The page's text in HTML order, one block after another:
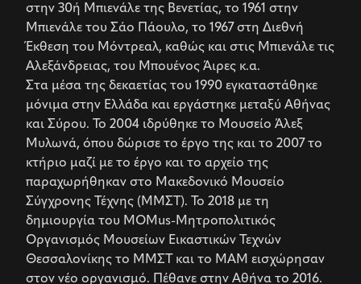
στην 30ή Μπιενάλε της Βενετίας, το 1961 στην
Μπιενάλε του Σάο Πάουλο, το 1967 στη Διεθνή
Έκθεση του Μόντρεαλ, καθώς και στις Μπιενάλε τις
Αλεξάνδρειας, του Μπουένος Άιρες κ.α.
Στα μέσα της δεκαετίας του 1990 εγκαταστάθηκε
μόνιμα στην Ελλάδα και εργάστηκε μεταξύ Αθήνας
και Σύρου. Το 2004 ιδρύθηκε το Μουσείο Άλεξ
Μυλωνά, όπου δώρισε το έργο της και το 2007 το
κτήριο μαζί με το έργο και το αρχείο της
παραχωρήθηκαν στο Μακεδονικό Μουσείο
Σύγχρονης Τέχνης (ΜΜΣΤ). Το 2018 με τη
δημιουργία του MOMus-Μητροπολιτικός
Οργανισμός Μουσείων Εικαστικών Τεχνών
Θεσσαλονίκης το ΜΜΣΤ και το ΜΑΜ εισχώρησαν
στον νέο οργανισμό. Πέθανε στην Αθήνα το 2016.